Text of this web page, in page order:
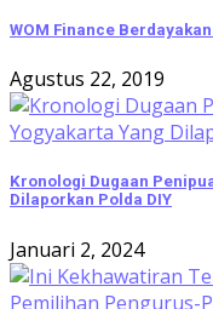
WOM Finance
Agustus 22, 2019
Kronologi Dugaan
Dilaporkan Polda DIY
Januari 2, 2024